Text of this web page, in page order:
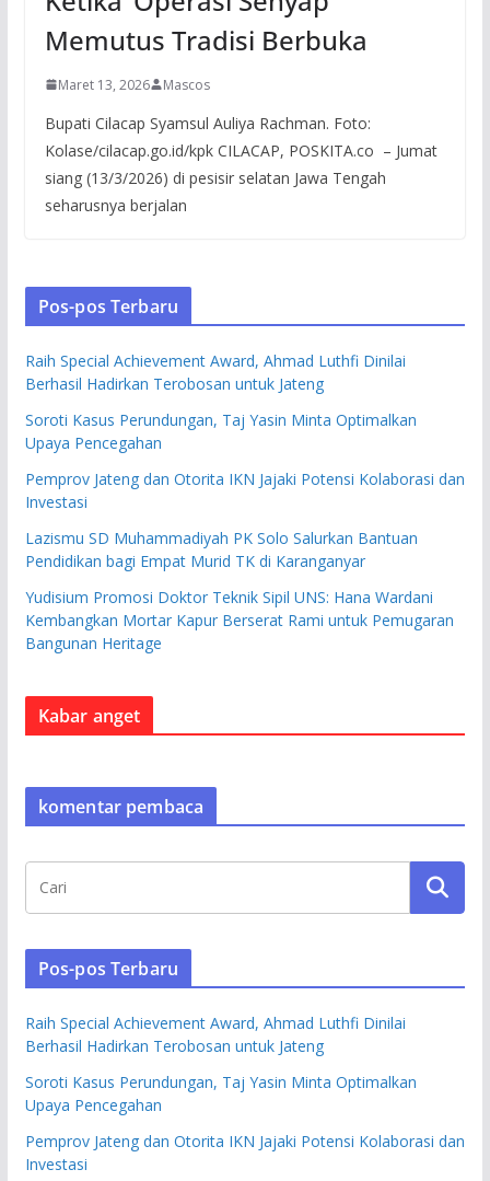
Memutus Tradisi Berbuka
Maret 13, 2026 Mascos
Bupati Cilacap Syamsul Auliya Rachman. Foto:
Kolase/cilacap.go.id/kpk CILACAP, POSKITA.co – Jumat
siang (13/3/2026) di pesisir selatan Jawa Tengah
seharusnya berjalan
Pos-pos Terbaru
Raih Special Achievement Award, Ahmad Luthfi Dinilai
Berhasil Hadirkan Terobosan untuk Jateng
Soroti Kasus Perundungan, Taj Yasin Minta Optimalkan
Upaya Pencegahan
Pemprov Jateng dan Otorita IKN Jajaki Potensi Kolaborasi dan
Investasi
Lazismu SD Muhammadiyah PK Solo Salurkan Bantuan
Pendidikan bagi Empat Murid TK di Karanganyar
Yudisium Promosi Doktor Teknik Sipil UNS: Hana Wardani
Kembangkan Mortar Kapur Berserat Rami untuk Pemugaran
Bangunan Heritage
Kabar anget
komentar pembaca
Pos-pos Terbaru
Raih Special Achievement Award, Ahmad Luthfi Dinilai
Berhasil Hadirkan Terobosan untuk Jateng
Soroti Kasus Perundungan, Taj Yasin Minta Optimalkan
Upaya Pencegahan
Pemprov Jateng dan Otorita IKN Jajaki Potensi Kolaborasi dan
Investasi